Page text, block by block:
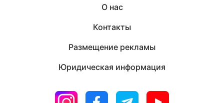
О нас
Контакты
Размещение рекламы
Юридическая информация